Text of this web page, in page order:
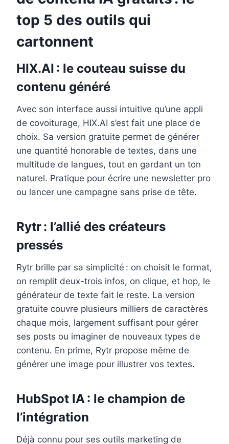
top 5 des outils qui
cartonnent
HIX.AI : le couteau suisse du
contenu généré
Avec son interface aussi intuitive qu’une appli
de covoiturage, HIX.AI s’est fait une place de
choix. Sa version gratuite permet de générer
une quantité honorable de textes, dans une
multitude de langues, tout en gardant un ton
naturel. Pratique pour écrire une newsletter pro
ou lancer une campagne sans prise de tête.
Rytr : l’allié des créateurs
pressés
Rytr brille par sa simplicité : on choisit le format,
on remplit deux-trois infos, on clique, et hop, le
générateur de texte fait le reste. La version
gratuite couvre plusieurs milliers de caractères
chaque mois, largement suffisant pour gérer
ses posts ou imaginer de nouveaux types de
contenu. En prime, Rytr propose même de
générer une image pour illustrer vos textes.
HubSpot IA : le champion de
l’intégration
Déjà connu pour ses outils marketing de